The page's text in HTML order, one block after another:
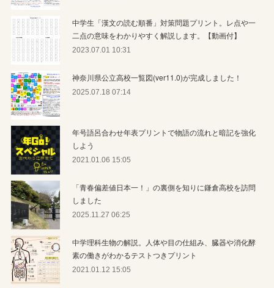
中学生「漢文の読む順番」対策問題プリント。レ点や一
二点の意味をわかりやすく解説します。【動画付】
2023.07.01 10:31
神奈川県公立高校一覧図(ver11.0)が完成しました！
2025.07.18 07:14
年号語呂合わせ年表プリントで物語の流れと暗記を強化
しよう
2021.01.06 15:05
「青春偏差値日本一！」の裏側を知りに鎌倉高校を訪問
しました
2025.11.27 06:25
中学理科生物の解説。人体や目の仕組み、臓器や消化酵
素の働きがわかるテストつきプリント
2021.01.12 15:05